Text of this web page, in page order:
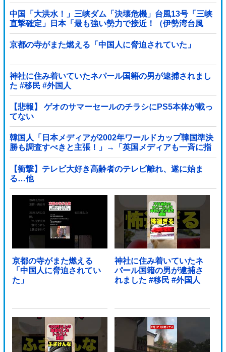
中国「大洪水！」三峡ダム「決壊危機」台風13号「三峡
直撃確定」日本「最も強い勢力で接近！（伊勢湾台風
級」台風13号と15号「中国本土でぶつかり合...
京都の寺がまた燃える「中国人に脅迫されていた」
神社に住み着いていたネパール国籍の男が逮捕されまし
た #移民 #外国人
【悲報】 ゲオのサマーセールのチラシにPS5本体が載っ
てない
韓国人「日本メディアが2002年ワールドカップ韓国準決
勝も調査すべきと主張！」→「英国メディアも一斉に指
摘‥」
【衝撃】テレビ大好き高齢者のテレビ離れ、遂に始ま
る…他
京都の寺がまた燃える
「中国人に脅迫されてい
た」
神社に住み着いていたネ
パール国籍の男が逮捕さ
れました #移民 #外国人